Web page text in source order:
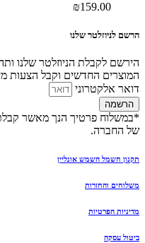
₪159.00
הרשם לניוזלטר שלנו
הירשם לקבלת הניוזלטר שלנו
המוצרים החדשים וקבל הצעות
דואר אלקטרוני
הרשמה
*במשלוח פרטיך הנך מאשר קבלת
של החברה.
תקנון חשמל השמש אונליין
משלוחים והחזרות
מדיניות הפרטיות
ביטול עסקה